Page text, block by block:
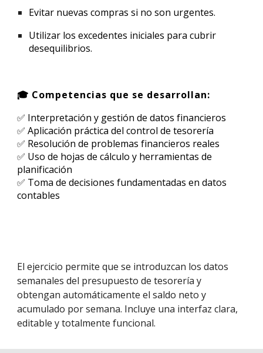
Evitar nuevas compras si no son urgentes.
Utilizar los excedentes iniciales para cubrir
desequilibrios.
🎓 Competencias que se desarrollan:
✅ Interpretación y gestión de datos financieros
✅ Aplicación práctica del control de tesorería
✅ Resolución de problemas financieros reales
✅ Uso de hojas de cálculo y herramientas de
planificación
✅ Toma de decisiones fundamentadas en datos
contables
El ejercicio permite que se introduzcan los datos
semanales del presupuesto de tesorería y
obtengan automáticamente el saldo neto y
acumulado por semana. Incluye una interfaz clara,
editable y totalmente funcional.